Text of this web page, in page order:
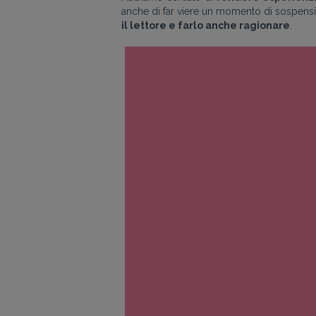
anche di far viere un momento di
il lettore e farlo anche ragionare